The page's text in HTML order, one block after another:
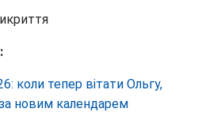
коли тепер вітати Ольгу,
новим календарем